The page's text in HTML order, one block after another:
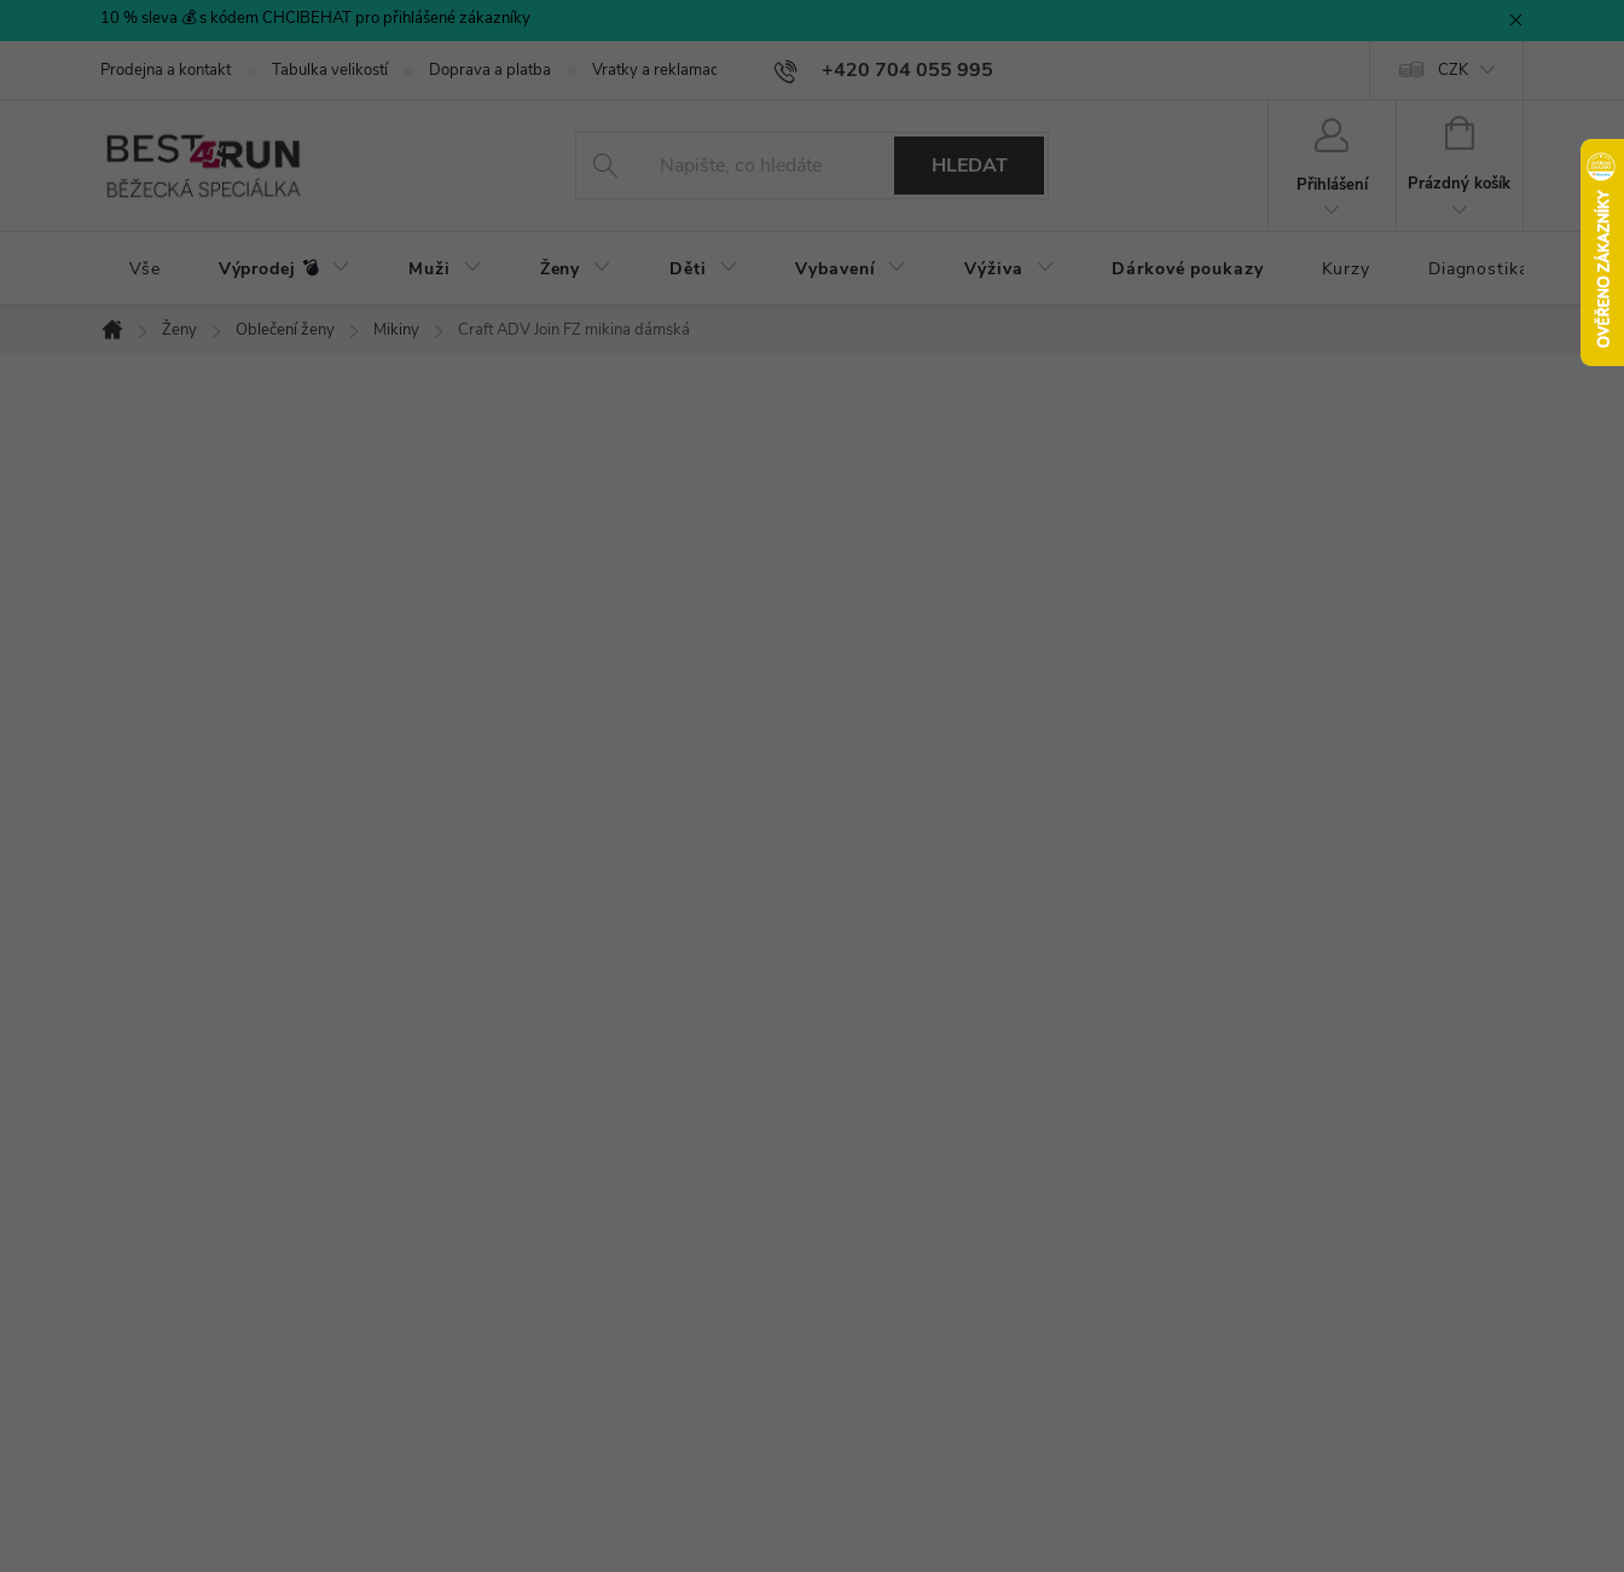
na
10 % sleva 💰 s kódem CHCIBEHAT pro přihlášené zákazníky
+420 704 055 995
Prodejna a kontakt Tabulka velikostí Doprava a platba Vratky a reklamace CZK
HLEDAT
Přihlášení
NÁKUPNÍ
Prázdný košík
Vše Výprodej 💣 Muži Ženy Děti Vybavení Výživa Dárkové poukazy Kurzy Diagnostika došlapu
Domů
Ženy Oblečení ženy Mikiny Craft ADV Join FZ mikina dámská